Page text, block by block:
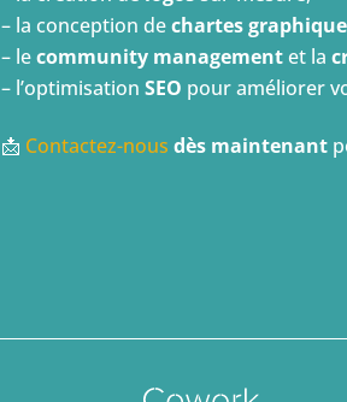
– la conception dechartes
– lecommunity managementet la
– l’optimisation SEO pour améliorer
📩 Contactez-nous dès maintenant